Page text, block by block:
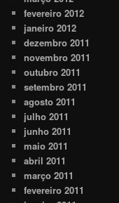
fevereiro 2012
janeiro 2012
dezembro 2011
novembro 2011
outubro 2011
setembro 2011
agosto 2011
julho 2011
junho 2011
maio 2011
abril 2011
março 2011
fevereiro 2011